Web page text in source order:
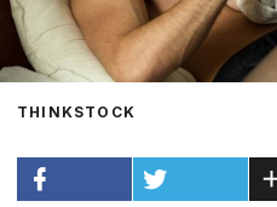
THINKSTOCK